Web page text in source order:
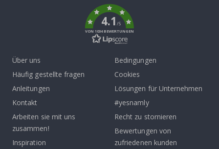
4.1/5
VON 1034 BEWERTUNGEN
Über uns
Häufig gestellte fragen
Anleitungen
Kontakt
Arbeiten sie mit uns
zusammen!
Inspiration
Bedingungen
Cookies
Lösungen für Unternehmen
#yesnamly
Recht zu stornieren
Bewertungen von
zufriedenen kunden